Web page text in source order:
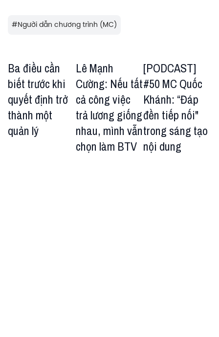
#Người dẫn chương trình (MC)
Ba điều cần
biết trước khi
quyết định trở
thành một
quản lý
Lê Mạnh
Cường: Nếu tất
cả công việc
trả lương giống
nhau, mình vẫn
chọn làm BTV
[PODCAST]
#50 MC Quốc
Khánh: “Đáp
đền tiếp nối"
trong sáng tạo
nội dung